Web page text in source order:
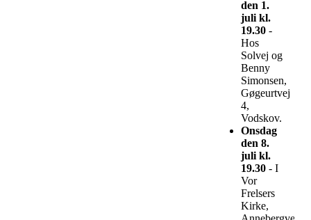
den 1.
juli kl.
19.30-
Hos
Solvej og
Benny
Simonsen,
Gøgeurtvej
4,
Vodskov.
Onsdag
den 8.
juli kl.
19.30- I
Vor
Frelsers
Kirke,